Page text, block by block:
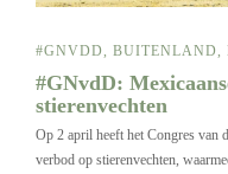
#GNVDD BUITENLAND
#GNvdD:
stierenvechten
Op 2 april heeft het Congres van
verbod op stierenvechten,